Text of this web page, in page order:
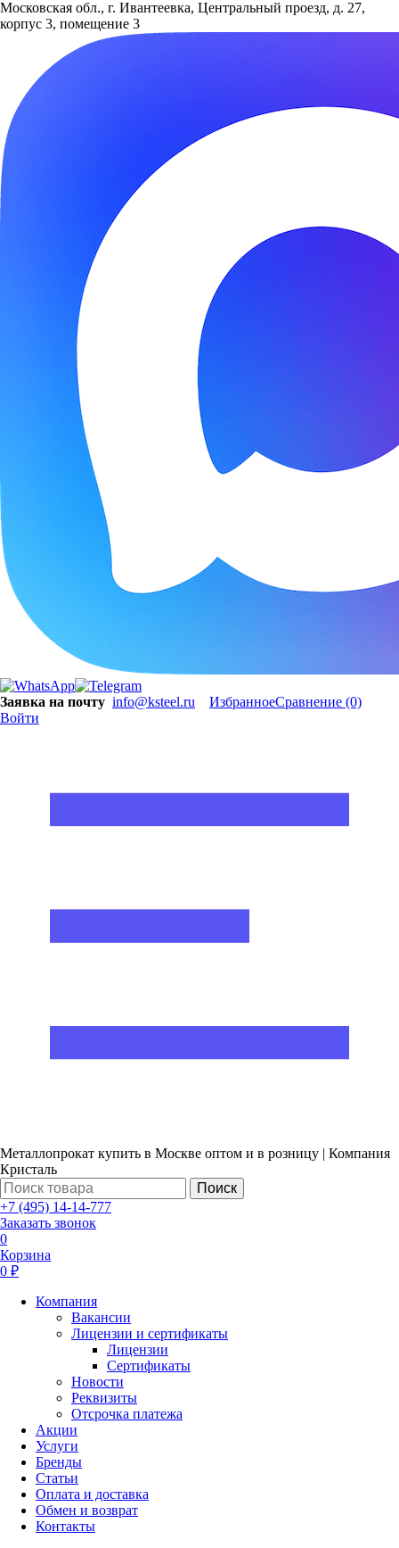
Московская обл., г. Ивантеевка, Центральный проезд, д. 27,
корпус 3, помещение 3
Заявка на почту info@ksteel.ru ИзбранноеСравнение (0)
Войти
Металлопрокат купить в Москве оптом и в розницу | Компания
Кристаль
Поиск
+7 (495) 14-14-777
Заказать звонок
0
Корзина
0 ₽
Компания
Вакансии
Лицензии и сертификаты
Лицензии
Сертификаты
Новости
Реквизиты
Отсрочка платежа
Акции
Услуги
Бренды
Статьи
Оплата и доставка
Обмен и возврат
Контакты